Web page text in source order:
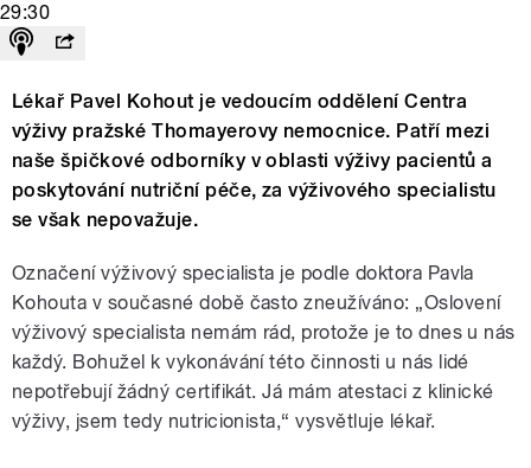
29:30
Lékař Pavel Kohout je vedoucím oddělení Centra
výživy pražské Thomayerovy nemocnice. Patří mezi
naše špičkové odborníky v oblasti výživy pacientů a
poskytování nutriční péče, za výživového specialistu
se však nepovažuje.
Označení výživový specialista je podle doktora Pavla
Kohouta v současné době často zneužíváno: „Oslovení
výživový specialista nemám rád, protože je to dnes u nás
každý. Bohužel k vykonávání této činnosti u nás lidé
nepotřebují žádný certifikát. Já mám atestaci z klinické
výživy, jsem tedy nutricionista,“ vysvětluje lékař.